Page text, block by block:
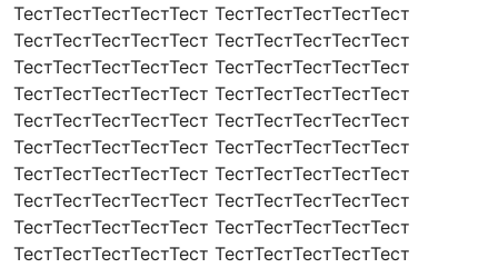
ТестТестТестТестТест ТестТестТестТестТест
ТестТестТестТестТест ТестТестТестТестТест
ТестТестТестТестТест ТестТестТестТестТест
ТестТестТестТестТест ТестТестТестТестТест
ТестТестТестТестТест ТестТестТестТестТест
ТестТестТестТестТест ТестТестТестТестТест
ТестТестТестТестТест ТестТестТестТестТест
ТестТестТестТестТест ТестТестТестТестТест
ТестТестТестТестТест ТестТестТестТестТест
ТестТестТестТестТест ТестТестТестТестТест